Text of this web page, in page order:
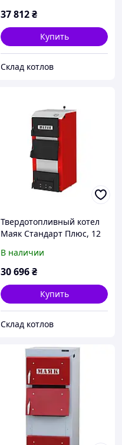
37 812₴
Купить
Склад котлов
Твердотопливный котел
Маяк Стандарт Плюс, 12
В наличии
30 696₴
Купить
Склад котлов